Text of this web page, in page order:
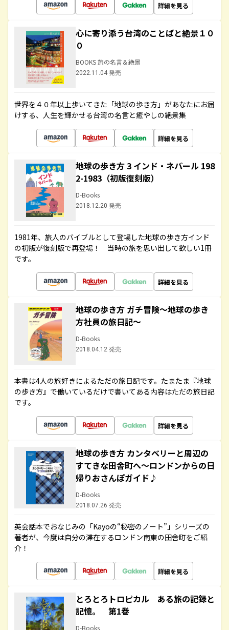
詳細を見る
心に寄り添う台湾のことばと絶景１０
０
BOOKS 旅の名言＆絶景
2022.11.04 発売
世界を４０年以上歩いてきた「地球の歩き方」があなたにお届
けする、人生を輝かせる台湾の名言と癒やしの絶景集
詳細を見る
地球の歩き方 3 インド・ネパール 198
2-1983（初版復刻版）
D-Books
2018.12.20 発売
1981年、旅人のバイブルとして登場した地球の歩き方インド
の初版が復刻版で再登場！ 当時の旅を思い出して欲しい1冊
です。
詳細を見る
地球の歩き方 ガチ冒険～地球の歩き
方社員の旅日記～
D-Books
2018.04.12 発売
本書は4人の旅好きによるただの旅日記です。たまたま『地球
の歩き方』で働いているだけで書いてある内容はただの旅日記
です。
詳細を見る
地球の歩き方 カンタベリーと周辺の
すてきな田舎町へ～ロンドンからの日
帰りおさんぽガイド♪
D-Books
2018.07.26 発売
英会話本でおなじみの「Kayoの“秘密のノート”」シリーズの
著者が、今度は自分の滞在するロンドン南東の田舎町をご紹
介！
詳細を見る
とろとろトロピカル ある旅の記録と
記憶。 第1巻
D-Books